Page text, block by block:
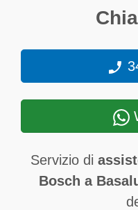
Servizio di
Bosch a